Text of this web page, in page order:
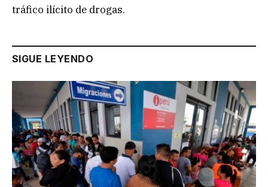
tráfico ilícito de drogas.
SIGUE LEYENDO